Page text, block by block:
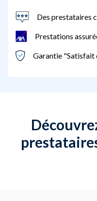
Des prestataires
Prestations
Garantie "Satisfait